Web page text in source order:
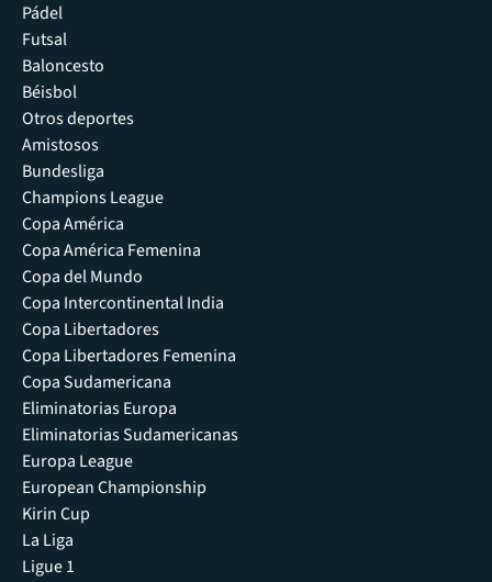
Pádel
Futsal
Baloncesto
Béisbol
Otros deportes
Amistosos
Bundesliga
Champions League
Copa América
Copa América Femenina
Copa del Mundo
Copa Intercontinental India
Copa Libertadores
Copa Libertadores Femenina
Copa Sudamericana
Eliminatorias Europa
Eliminatorias Sudamericanas
Europa League
European Championship
Kirin Cup
La Liga
Ligue 1